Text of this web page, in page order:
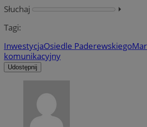
Słuchaj
⏵︎
Tagi:
InwestycjaOsiedle Paderewskiego
komunikacyjny
Udostępnij